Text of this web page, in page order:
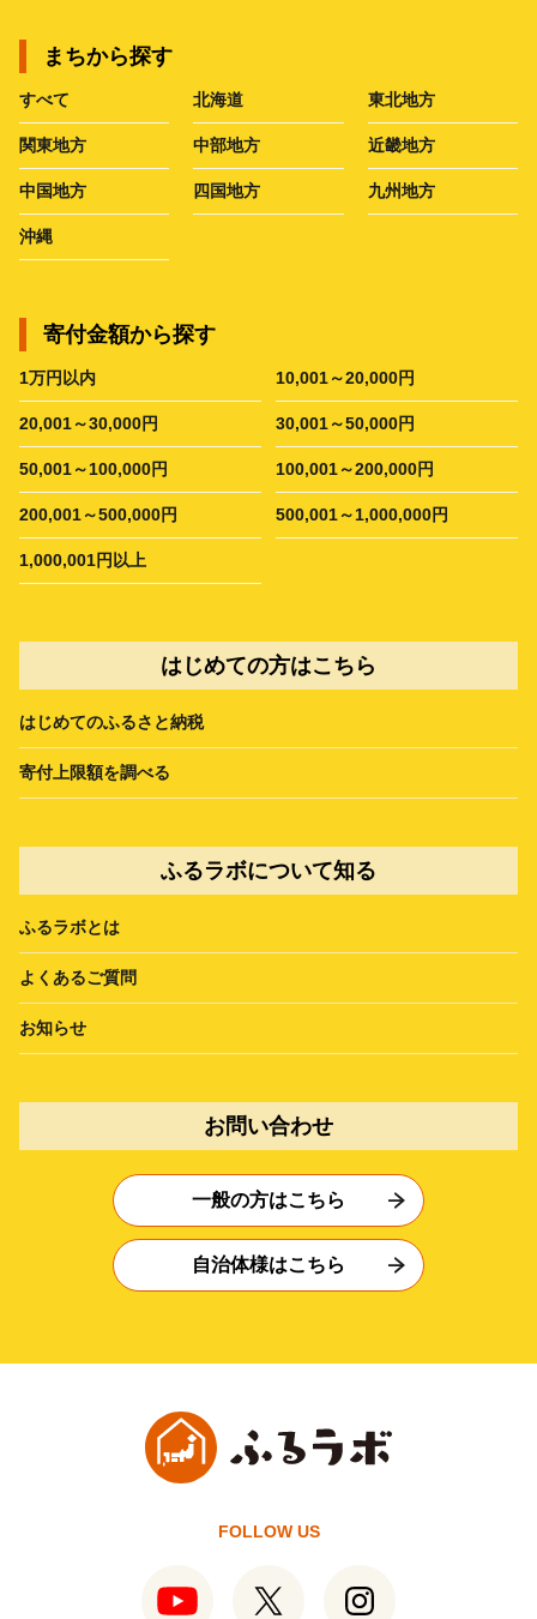
まちから探す
すべて 北海道 東北地方
関東地方 中部地方 近畿地方
中国地方 四国地方 九州地方
沖縄
寄付金額から探す
1万円以内 10,001～20,000円
20,001～30,000円 30,001～50,000円
50,001～100,000円 100,001～200,000円
200,001～500,000円 500,001～1,000,000円
1,000,001円以上
はじめての方はこちら
はじめてのふるさと納税
寄付上限額を調べる
ふるラボについて知る
ふるラボとは
よくあるご質問
お知らせ
お問い合わせ
一般の方はこちら
自治体様はこちら
FOLLOW US